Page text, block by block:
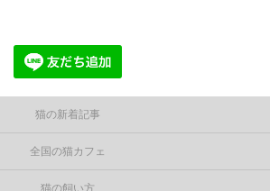
猫の新着記事
全国の猫カフェ